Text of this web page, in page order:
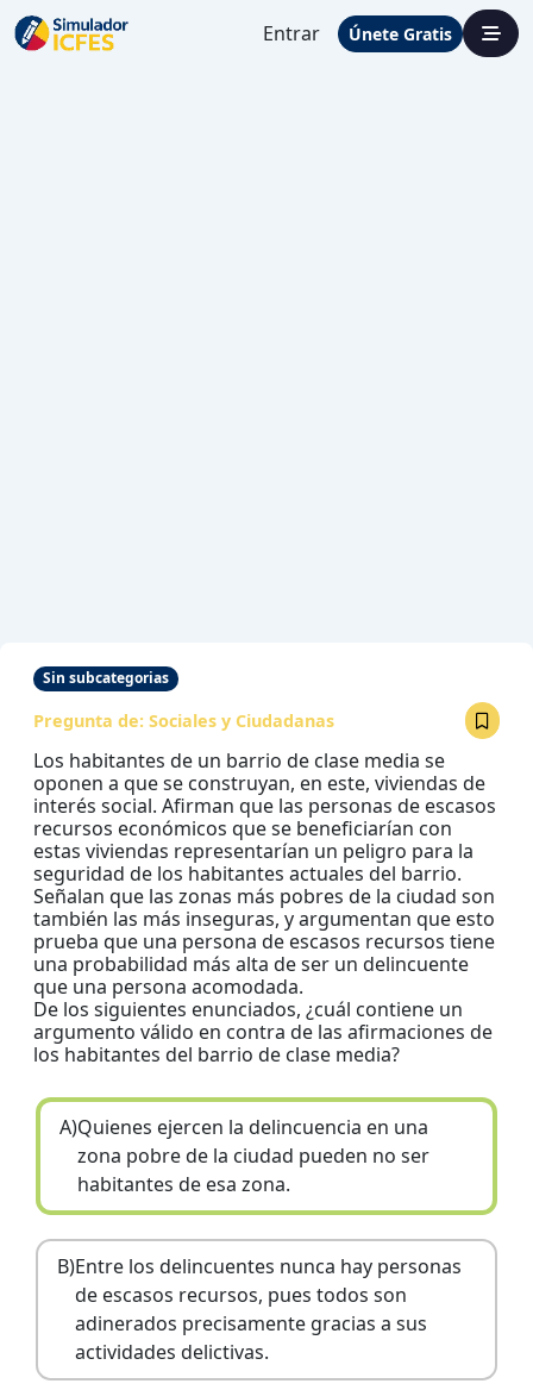
Entrar Únete Gratis
Sin subcategorias
Pregunta de: Sociales y Ciudadanas
Los habitantes de un barrio de clase media se
oponen a que se construyan, en este, viviendas de
interés social. Afirman que las personas de escasos
recursos económicos que se beneficiarían con
estas viviendas representarían un peligro para la
seguridad de los habitantes actuales del barrio.
Señalan que las zonas más pobres de la ciudad son
también las más inseguras, y argumentan que esto
prueba que una persona de escasos recursos tiene
una probabilidad más alta de ser un delincuente
que una persona acomodada.
De los siguientes enunciados, ¿cuál contiene un
argumento válido en contra de las afirmaciones de
los habitantes del barrio de clase media?
A)Quienes ejercen la delincuencia en una
zona pobre de la ciudad pueden no ser
habitantes de esa zona.
B)Entre los delincuentes nunca hay personas
de escasos recursos, pues todos son
adinerados precisamente gracias a sus
actividades delictivas.